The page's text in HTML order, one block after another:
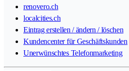
renovero.ch
localcities.ch
Eintrag erstellen / ändern / löschen
Kundencenter für Geschäftskunden
Unerwünschtes Telefonmarketing